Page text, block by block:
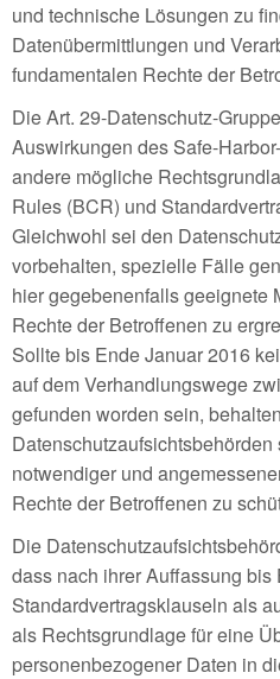
und technische Lösungen zu
Datenübermittlungen und
fundamentalen Rechte der
Die Art. 29-Datenschutz-
Auswirkungen des Safe-
andere mögliche
Rules (BCR) und
Gleichwohl sei den
vorbehalten, spezielle Fälle
hier gegebenenfalls geeignete
Rechte der Betroffenen zu
Sollte bis Ende Januar 2016
auf dem Verhandlungswege
gefunden worden sein,
notwendiger und
Rechte der Betroffenen zu
Die
dass nach ihrer Auffassung bis
Standardvertragsklauseln als
als Rechtsgrundlage für eine
personenbezogener Daten in